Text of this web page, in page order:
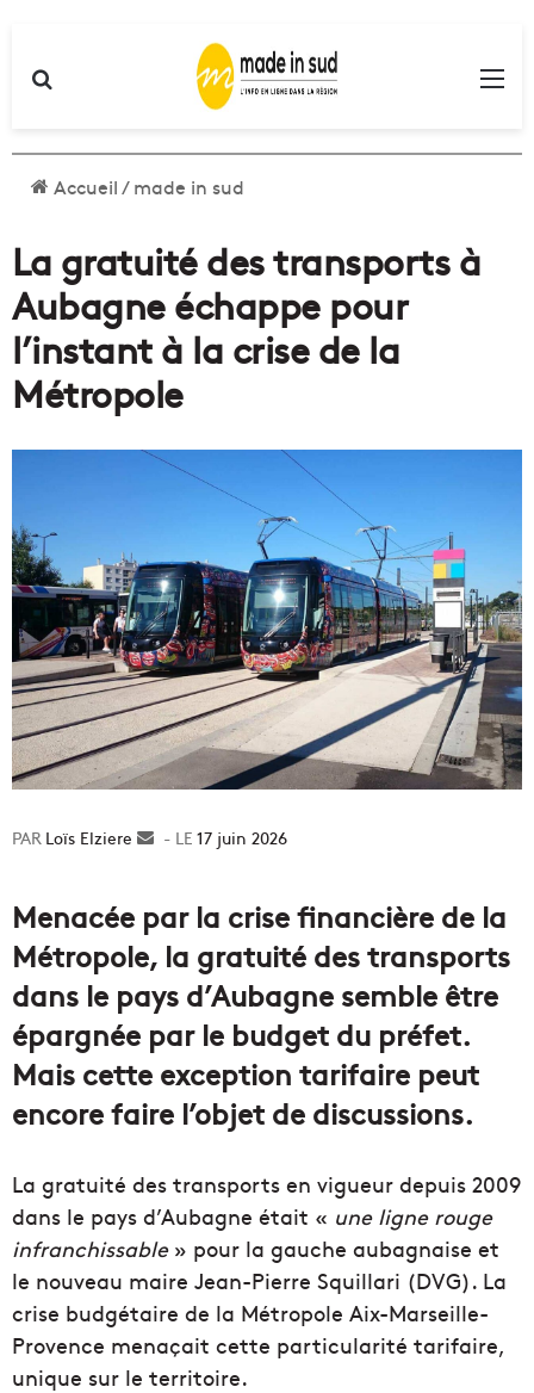
Accueil/made in sud
La gratuité des transports à
Aubagne échappe pour
l’instant à la crise de la
Métropole
Loïs Elziere
Envoyer17 juin 2026
Menacée par la crise financière de la
Métropole, la gratuité des transports
dans le pays d’Aubagne semble être
épargnée par le budget du préfet.
Mais cette exception tarifaire peut
encore faire l’objet de discussions.
La gratuité des transports en vigueur depuis 2009
dans le pays d’Aubagne était « une ligne rouge
infranchissable» pour la gauche aubagnaise et
le nouveau maire Jean-Pierre Squillari (DVG). La
crise budgétaire de la Métropole Aix-Marseille-
Provence menaçait cette particularité tarifaire,
unique sur le territoire.